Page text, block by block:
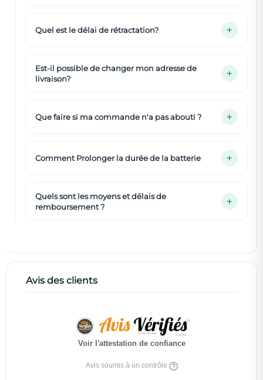
Quel est le délai de rétractation?
Est-il possible de changer mon adresse de
livraison?
Que faire si ma commande n'a pas abouti ?
Comment Prolonger la durée de la batterie
Quels sont les moyens et délais de
remboursement ?
Avis des clients
Voir l'attestation de confiance
Avis soumis à un contrôle